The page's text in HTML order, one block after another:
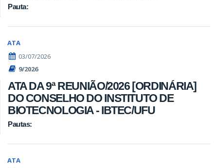
Pauta:
ATA
03/07/2026
9/2026
ATA DA 9ª REUNIÃO/2026 [ORDINÁRIA]
DO CONSELHO DO INSTITUTO DE
BIOTECNOLOGIA - IBTEC/UFU
Pautas:
ATA